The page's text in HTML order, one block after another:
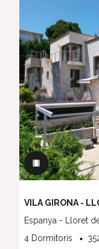
VILA GIRONA -
Espanya - Lloret
4 Dormitoris